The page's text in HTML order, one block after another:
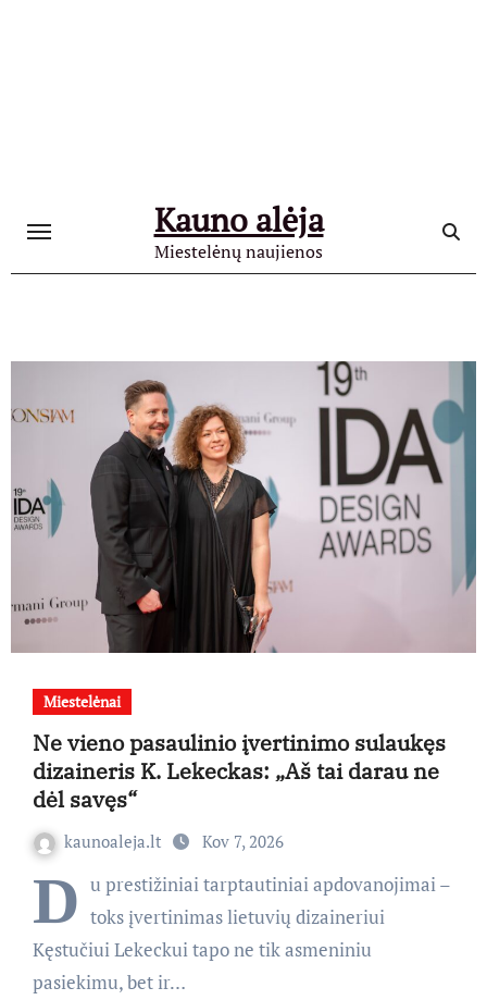
Kauno alėja
Miestelėnų naujienos
Miestelėnai
Ne vieno pasaulinio įvertinimo sulaukęs
dizaineris K. Lekeckas: „Aš tai darau ne
dėl savęs“
kaunoaleja.lt Kov 7, 2026
D u prestižiniai tarptautiniai apdovanojimai –
toks įvertinimas lietuvių dizaineriui
Kęstučiui Lekeckui tapo ne tik asmeniniu
pasiekimu, bet ir…